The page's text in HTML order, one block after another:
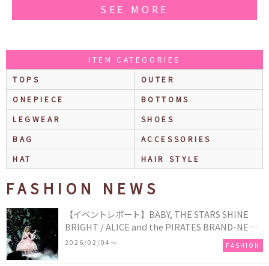
SEE MORE
ITEM CATEGORIES
TOPS
OUTER
ONEPIECE
BOTTOMS
LEGWEAR
SHOES
BAG
ACCESSORIES
HAT
HAIR STYLE
FASHION NEWS
【イベントレポート】BABY, THE STARS SHINE
BRIGHT / ALICE and the PIRATES BRAND-NEW
COLLECTION in TOKYO
2026/02/04〜 FASHION